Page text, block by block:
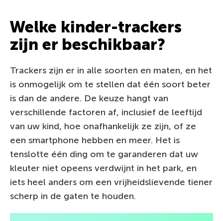
Welke kinder-trackers
zijn er beschikbaar?
Trackers zijn er in alle soorten en maten, en het
is onmogelijk om te stellen dat één soort beter
is dan de andere. De keuze hangt van
verschillende factoren af, inclusief de leeftijd
van uw kind, hoe onafhankelijk ze zijn, of ze
een smartphone hebben en meer. Het is
tenslotte één ding om te garanderen dat uw
kleuter niet opeens verdwijnt in het park, en
iets heel anders om een vrijheidslievende tiener
scherp in de gaten te houden.